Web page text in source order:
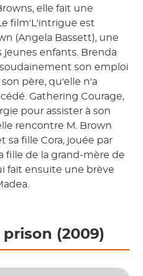
elle fait une
film'L'intrigue est
(Angela Bassett), une
enfants. Brenda
son emploi
père, qu'elle n'a
Gathering Courage,
pour assister à son
rencontre M. Brown
sa fille Cora, jouée par
fille de la grand-mère de
fait ensuite une brève
(2009)